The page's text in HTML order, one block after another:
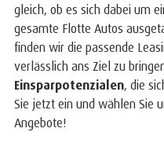
gleich, ob es sich dabei um
gesamte Flotte Autos
finden wir die passende
verlässlich ans Ziel zu
Einsparpotenzialen, die
Sie jetzt ein und wählen Sie
Angebote!